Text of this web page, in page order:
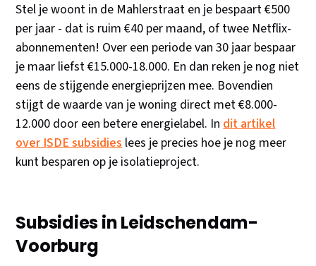
Stel je woont in de Mahlerstraat en je bespaart €500
per jaar - dat is ruim €40 per maand, of twee Netflix-
abonnementen! Over een periode van 30 jaar bespaar
je maar liefst €15.000-18.000. En dan reken je nog niet
eens de stijgende energieprijzen mee. Bovendien
stijgt de waarde van je woning direct met €8.000-
12.000 door een betere energielabel. Indit artikel
over ISDE subsidieslees je precies hoe je nog meer
kunt besparen op je isolatieproject.
Subsidies in Leidschendam-
Voorburg